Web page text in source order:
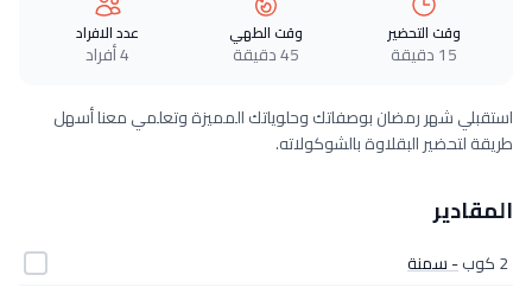
وقت التحضير
15 دقيقة
وقت الطهي
45 دقيقة
عدد الافراد
4 أفراد
استقبلي شهر رمضان بوصفاتك وحلوياتك المميزة وتعلمي معنا أسهل
طريقة لتحضير البقلاوة بالشوكولاته.
المقادير
2 كوب
- سمنة